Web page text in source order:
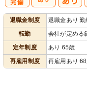
退職金制度
退職金あり
転勤
会社が定める
定年制度
あり 65歳
再雇用制度
再雇用あり